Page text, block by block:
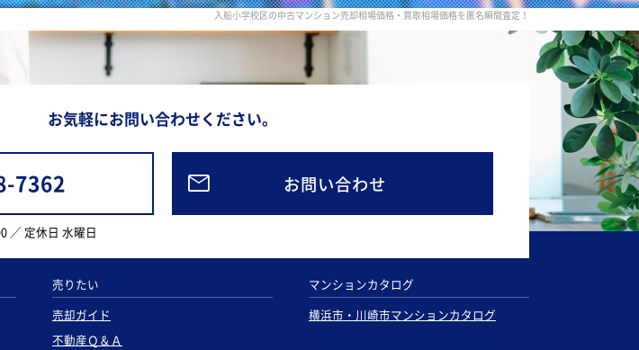
入船小学校区の中古マンション売却相場価格・買取相場価格を匿名瞬間査定！
お気軽にお問い合わせください。
7362
／ 定休日 水曜日
お問い合わせ
売りたい
売却ガイド
不動産Ｑ＆Ａ
マンションカタログ
横浜市・川崎市マンションカタログ